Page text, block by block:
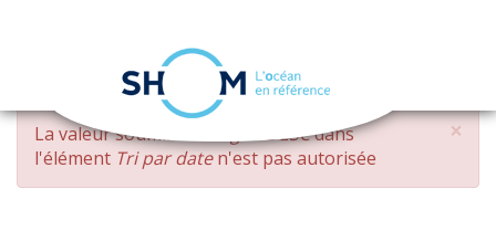
Aller
contenu
principal
navigation
×
MESSAGE
D'ERREUR
La valeur soumise changed DESCdans
l'élément Tri par daten'est pas autorisée